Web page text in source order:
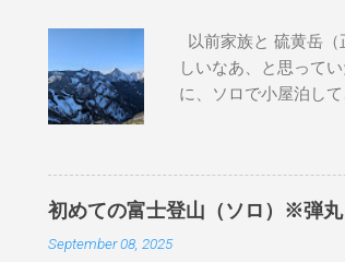
特に気にしていませ
いのですが、ベッド
巾着田にお散歩に行
かかりつけの動物病
の腫瘍専門の先生が
の病院に電話しまし
以前家族と 硫黄岳
しいなあ、と思って
に、ソロで小屋泊し
ん。平日の朝だった
何が違うのかと言う
しゃべりし始めます
教室に紛れ込んだみ
初めての富士登山（ソロ）※弾
September 08, 2025